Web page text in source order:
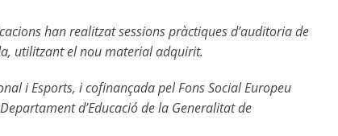
han realitzat sessions pràctiques d’auditoria de
utilitzant el nou material adquirit.
i Esports, i cofinançada pel Fons Social Europeu
d’Educació de la Generalitat de